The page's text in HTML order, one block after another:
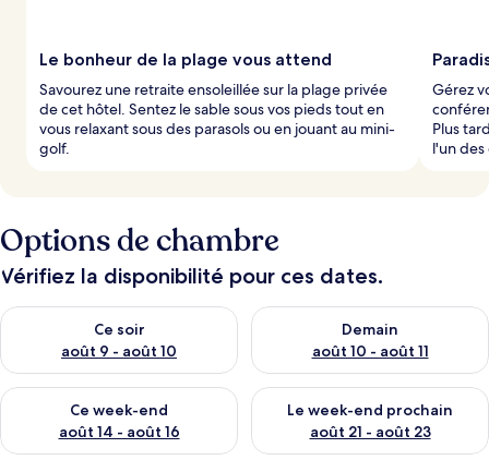
Le bonheur de la plage vous attend
Savourez une retraite ensoleillée sur la plage privée
de cet hôtel. Sentez le sable sous vos pieds tout en
vous relaxant sous des parasols ou en jouant au mini-
golf.
Gérez
Plus
l'un des
Options de chambre
Vérifiez la disponibilité pour ces dates.
Ce soir
août 9 - août 10
Vérifier la disponibilité pour ce soir août 9 - août 10
Demain
août 10 - août 11
Vérifier la disponibilité pour
Ce week-end
août 14 - août 16
Vérifier la disponibilité pour ce week-end août 14 - août 16
Le week-end prochain
août 21 - août 23
Vérifier la disponibilité pour